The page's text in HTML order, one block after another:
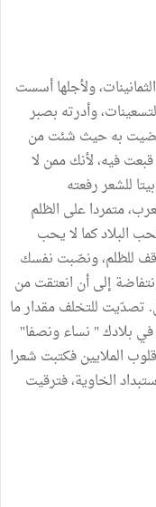
ولأجلها أسست
وأدرته بصبر
مضيت به حيث شئت من
فيه، لأنك ممن لا
للشعر رفعته
متمردا على الظلم
البلاد كما لا يحب
للظلم، ونصّبت نفسك
إلى أن انعتقت من
تصدّيت للتخلف مقدار ما
في بلادك " نساء ونصفا"
الملايين فكتبت شعرا
الخاوية، فترقيت